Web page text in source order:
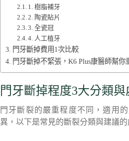
1. 樹脂補牙
2. 陶瓷貼片
3. 全瓷冠
4. 人工植牙
門牙斷掉費用1次比較
門牙斷掉不緊張，K6 Plus康醫師幫你
門牙斷掉程度3大分類
門牙斷裂的嚴重程度不同，適用
異，以下是常見的斷裂分類與建議的